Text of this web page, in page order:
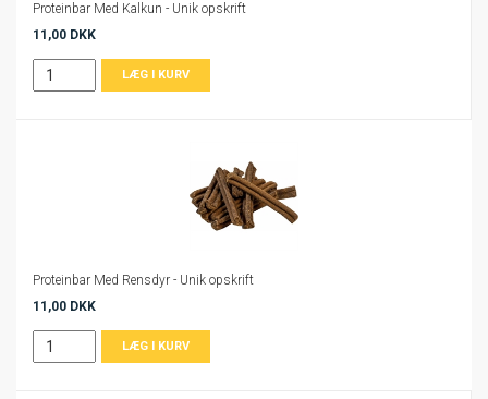
Proteinbar Med Kalkun - Unik opskrift
11,00 DKK
Proteinbar Med Rensdyr - Unik opskrift
11,00 DKK